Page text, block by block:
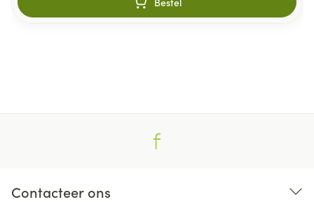
Contacteer ons